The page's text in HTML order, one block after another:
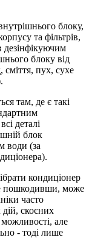
блоку,
та фільтрів,
дезінфікуючим
блоку від
пух, сухе
там, де є такі
деталі
блок
води (за
кондиціонер
пошкодивши, може
часто
дій, скоєних
але
- тоді лише